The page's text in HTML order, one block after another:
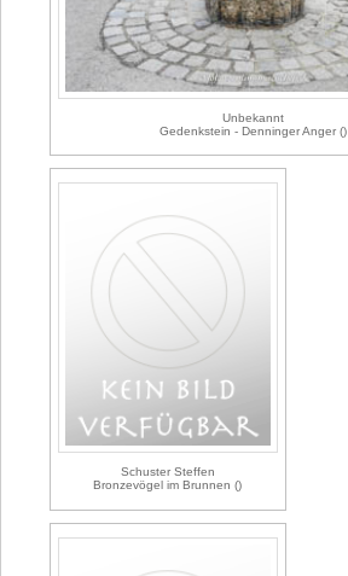
Unbekannt
Gedenkstein - Denninger Anger ()
Schuster Steffen
Bronzevögel im Brunnen ()